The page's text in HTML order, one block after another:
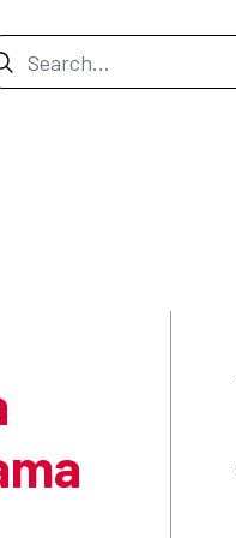
Bar